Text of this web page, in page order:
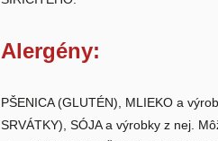
Alergény:
PŠENICA (GLUTÉN), MLIEKO a
SRVÁTKY), SÓJA a výrobky z nej.